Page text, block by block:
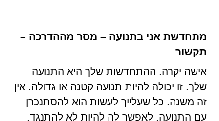
מתחדשת אני בתנועה – מסר מההדרכה –
תקשור
אישה יקרה. ההתחדשות שלך היא התנועה
שלך. זו יכולה להיות תנועה קטנה או גדולה. אין
זה משנה. כל שעלייך לעשות הוא להסתנכרן
עם התנועה, לאפשר לה להיות לא להתנגד.